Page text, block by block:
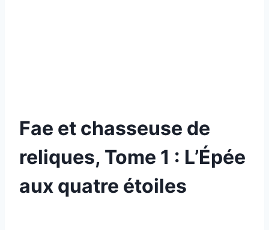
Fae et chasseuse de
reliques, Tome 1 : L’Épée
aux quatre étoiles